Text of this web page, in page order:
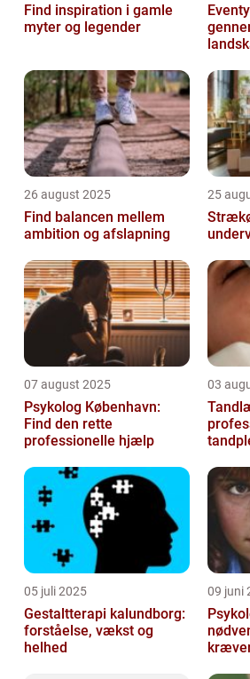
Find inspiration i gamle
myter og legender
26 august 2025
Find balancen mellem
ambition og afslapning
25
07 august 2025
Psykolog København:
Find den rette
professionelle hjælp
03
05 juli 2025
Gestaltterapi kalundborg:
forståelse, vækst og
helhed
09 juni